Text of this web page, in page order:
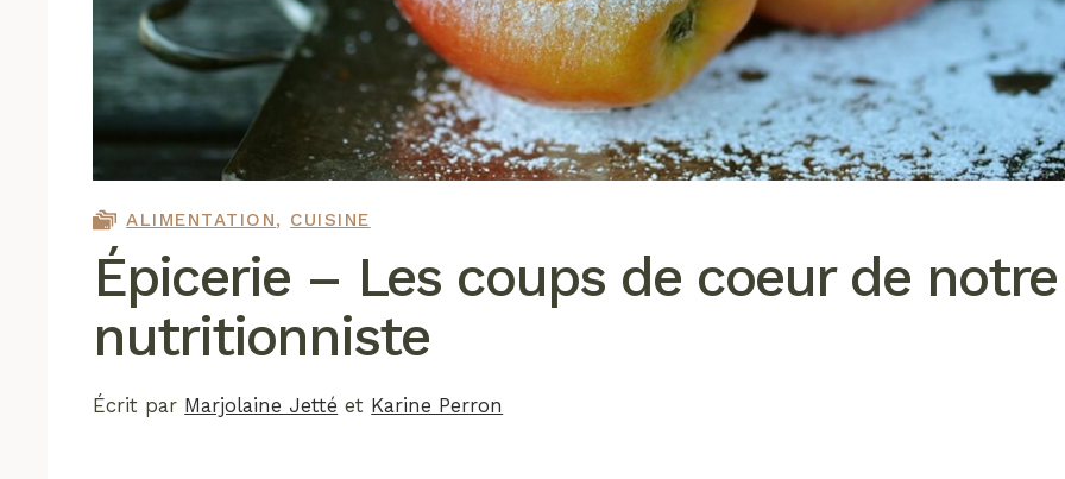
ALIMENTATION, CUISINE
Épicerie – Les coups de coeur de notre
nutritionniste
Écrit par Marjolaine Jetté et Karine Perron